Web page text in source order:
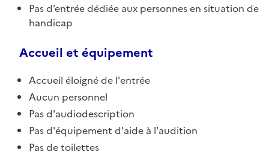
Pas d’entrée dédiée aux personnes en situation de
handicap
Accueil et équipement
Accueil éloigné de l'entrée
Aucun personnel
Pas d'audiodescription
Pas d'équipement d'aide à l'audition
Pas de toilettes